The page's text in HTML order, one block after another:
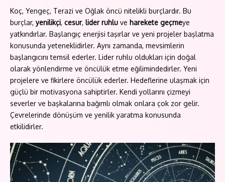
Koç, Yengeç, Terazi ve Oğlak öncü nitelikli burçlardır. Bu
burçlar, yenilikçi, cesur, lider ruhlu ve harekete geçmeye
yatkındırlar. Başlangıç enerjisi taşırlar ve yeni projeler başlatma
konusunda yeteneklidirler. Aynı zamanda, mevsimlerin
başlangıcını temsil ederler. Lider ruhlu oldukları için doğal
olarak yönlendirme ve öncülük etme eğilimindedirler. Yeni
projelere ve fikirlere öncülük ederler. Hedeflerine ulaşmak için
güçlü bir motivasyona sahiptirler. Kendi yollarını çizmeyi
severler ve başkalarına bağımlı olmak onlara çok zor gelir.
Çevrelerinde dönüşüm ve yenilik yaratma konusunda
etkilidirler.